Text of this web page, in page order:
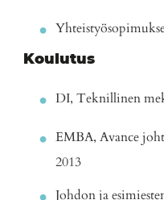
Koulutus
DI, Teknillinen
EMBA, Avance
2013
Johdon ja